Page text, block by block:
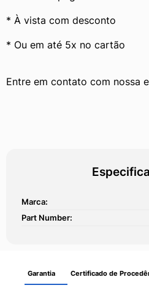
* À vista com desconto
* Ou em até 5x no cartão
Entre em contato com nossa
Marca:
Part Number:
Garantia Certificado de